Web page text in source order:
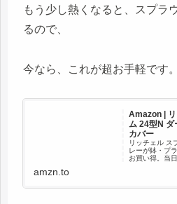
もう少し熱くなると、スプラ
るので、
今なら、これが超お手軽です。
Amazon |
ム 24型N ダ
カバー
リッチェル ス
レーが鉢・プ
お買い得。当
amzn.to